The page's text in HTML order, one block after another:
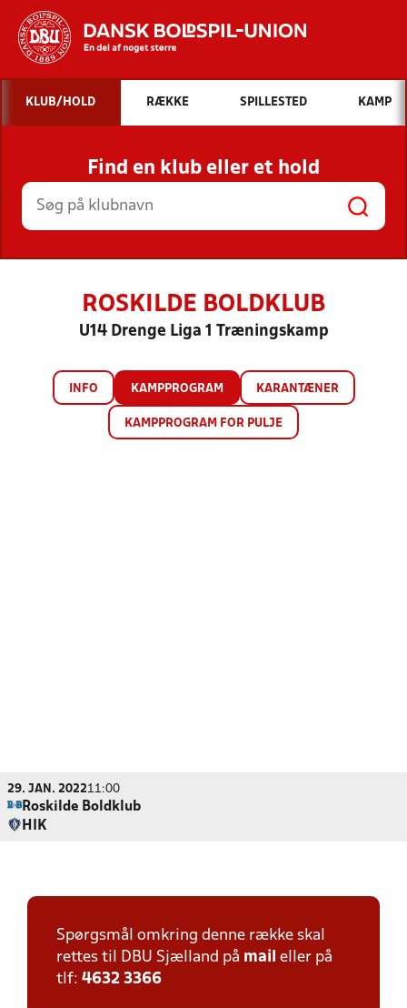
Hvad vil du søge efter?
INDHOLD OG NYHEDER
STILLINGER, RESULTATER, KLUBBER OG
HOLD
KLUB/HOLD RÆKKE SPILLESTED KAMP
Find en klub eller et hold
ROSKILDE BOLDKLUB
U14 Drenge Liga 1 Træningskamp
INFO KAMPPROGRAM KARANTÆNER
KAMPPROGRAM FOR PULJE
29. JAN. 202211:00
Roskilde Boldklub
HIK
Spørgsmål omkring denne række skal
rettes til DBU Sjælland på mail eller på
tlf: 4632 3366